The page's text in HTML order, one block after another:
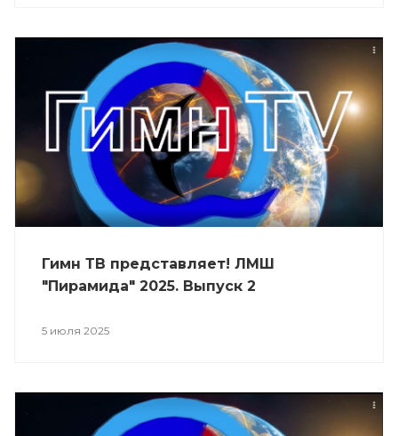
Гимн ТВ представляет! ЛМШ
"Пирамида" 2025. Выпуск 2
5 июля 2025